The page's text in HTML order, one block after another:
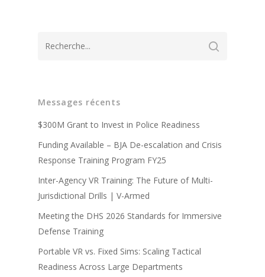
Messages récents
$300M Grant to Invest in Police Readiness
Funding Available – BJA De-escalation and Crisis
Response Training Program FY25
Inter-Agency VR Training: The Future of Multi-
Jurisdictional Drills | V-Armed
Meeting the DHS 2026 Standards for Immersive
Defense Training
Portable VR vs. Fixed Sims: Scaling Tactical
Readiness Across Large Departments
A propos de
Partenaires
Presse
Démonstration
Technologie
virtuel V-Armed
Police
policière
Partenaires
Avantages de la
Vidéos d'entraînement
militaire
Contact